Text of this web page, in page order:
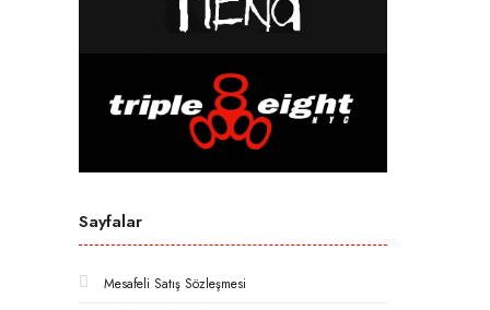
Sayfalar
Mesafeli Satış Sözleşmesi